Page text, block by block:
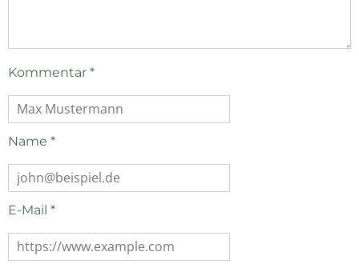
Kommentar *
Name *
E-Mail *